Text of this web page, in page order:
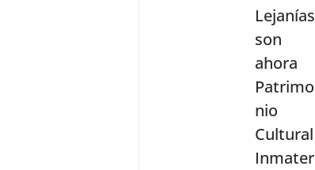
Lejanías
son
ahora
Patrimo
nio
Cultural